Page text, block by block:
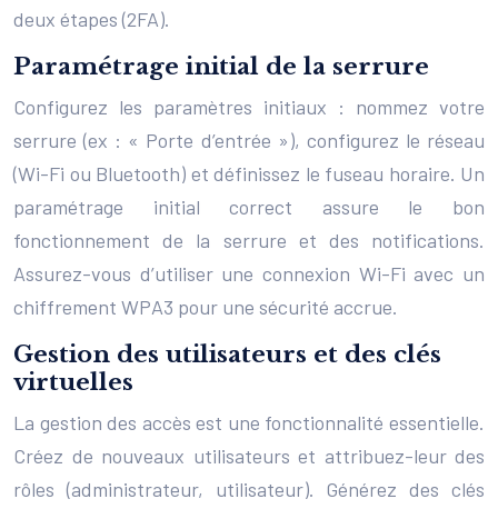
deux étapes (2FA).
Paramétrage initial de la serrure
Configurez les paramètres initiaux : nommez votre
serrure (ex : « Porte d’entrée »), configurez le réseau
(Wi-Fi ou Bluetooth) et définissez le fuseau horaire. Un
paramétrage initial correct assure le bon
fonctionnement de la serrure et des notifications.
Assurez-vous d’utiliser une connexion Wi-Fi avec un
chiffrement WPA3 pour une sécurité accrue.
Gestion des utilisateurs et des clés
virtuelles
La gestion des accès est une fonctionnalité essentielle.
Créez de nouveaux utilisateurs et attribuez-leur des
rôles (administrateur, utilisateur). Générez des clés